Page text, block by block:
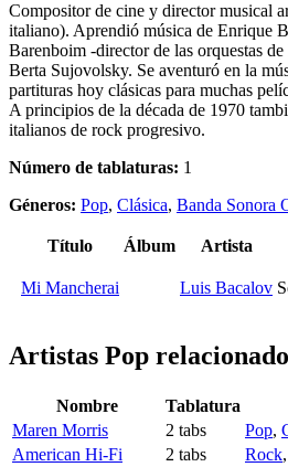
Compositor de cine y director musical
italiano). Aprendió música de Enrique
Barenboim -director de las orquestas
Berta Sujovolsky. Se aventuró en la
partituras hoy clásicas para muchas
A principios de la década de 1970
italianos de rock progresivo.
Número de tablaturas: 1
Géneros: Pop, Clásica, Banda Sonora
Título Álbum Artista
Mi Mancherai Luis Bacalov
Artistas Pop
Nombre Tablatura
Maren Morris
2 tabs Pop,
American Hi-Fi
2 tabs Rock,